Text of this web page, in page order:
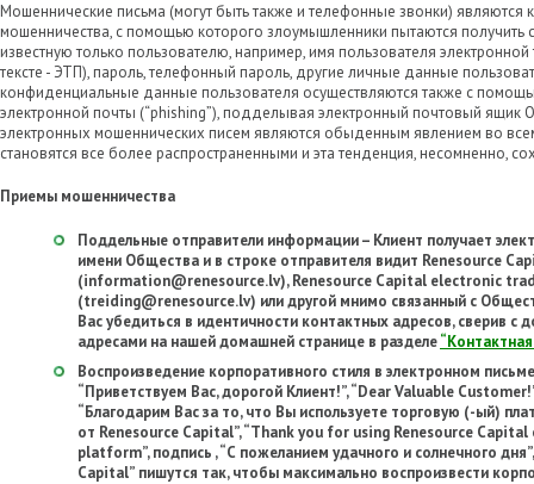
Мошеннические письма (могут быть также и телефонные звонки) являются
мошенничества, с помощью которого злоумышленники пытаются получить
известную только пользователю, например, имя пользователя
тексте - ЭТП), пароль, телефонный пароль, другие личные данные
конфиденциальные данные пользователя осуществляются также с
электронной почты (“phishing”), подделывая электронный почтовый ящик
электронных мошеннических писем являются обыденным явлением во
становятся все более распространенными и эта тенденция, несомненно,
Приемы мошенничества
Поддельные отправители информации– Клиент получает
имени Общества и в строке отправителя видит Renesource
(information@renesource.lv), Renesource Capital electronic
(treiding@renesource.lv) или другой мнимо связанный с
Вас убедиться в идентичности контактных адресов, сверив с
адресами на нашей домашней странице в разделе
Воспроизведение корпоративного стиля в электронном письме
“Приветствуем Вас, дорогой Клиент!”, “Dear Valuable
“Благодарим Вас за то, что Вы используете торговую (-ый)
от Renesource Capital”, “Thank you for using Renesource
platform”, подпись , “С пожеланием удачного и солнечного
Capital” пишутся так, чтобы максимально воспроизвести